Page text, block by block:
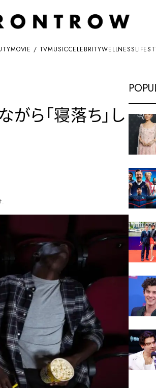
MOVIE / TVMUSICCELEBRITYWELLNESS
がら「寝落ち」し